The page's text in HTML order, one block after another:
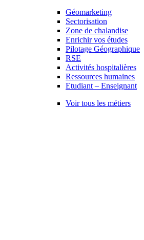
Géomarketing
Sectorisation
Zone de chalandise
Enrichir vos études
Pilotage Géographique
RSE
Activités hospitalières
Ressources humaines
Etudiant – Enseignant
Voir tous les métiers